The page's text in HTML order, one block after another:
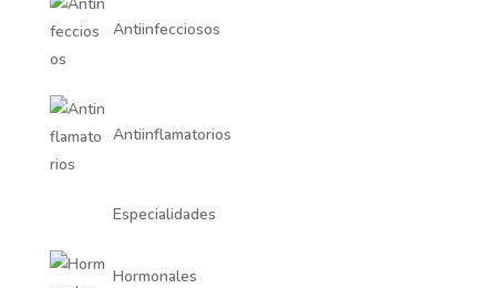
Antiinfecciosos
Antiinflamatorios
Especialidades
Hormonales